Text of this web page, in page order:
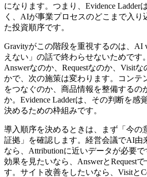
になります。つまり、Evidence Ladder
く、AIが事業プロセスのどこまで入り
た投資順序です。
Gravityがこの階段を重視するのは、AI
えない」の話で終わらせないためです
Answerなのか、Requestなのか、Visitな
かで、次の施策は変わります。コンテ
をつなぐのか、商品情報を整備するの
か。Evidence Ladderは、その判断を感
決めるための枠組みです。
導入順序を決めるときは、まず「今の
証拠」を確認します。経営会議でAI由
なら、Attributionに近いデータが必要
効果を見たいなら、AnswerとRequest
す。サイト改善をしたいなら、Visitと